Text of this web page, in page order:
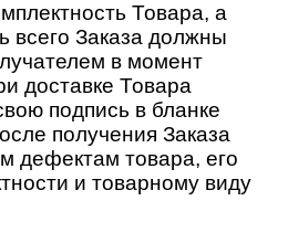
Товара, а
всего Заказа должны
в момент
доставке Товара
подпись в бланке
получения Заказа
дефектам товара, его
и товарному виду